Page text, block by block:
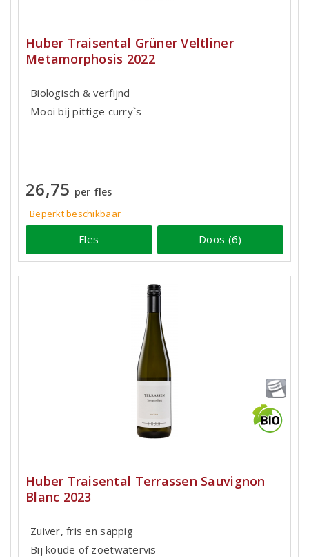
Huber Traisental Grüner Veltliner
Metamorphosis 2022
Biologisch & verfijnd
Mooi bij pittige curry`s
26,75 per fles
Beperkt beschikbaar
Fles Doos (6)
Huber Traisental Terrassen Sauvignon
Blanc 2023
Zuiver, fris en sappig
Bij koude of zoetwatervis